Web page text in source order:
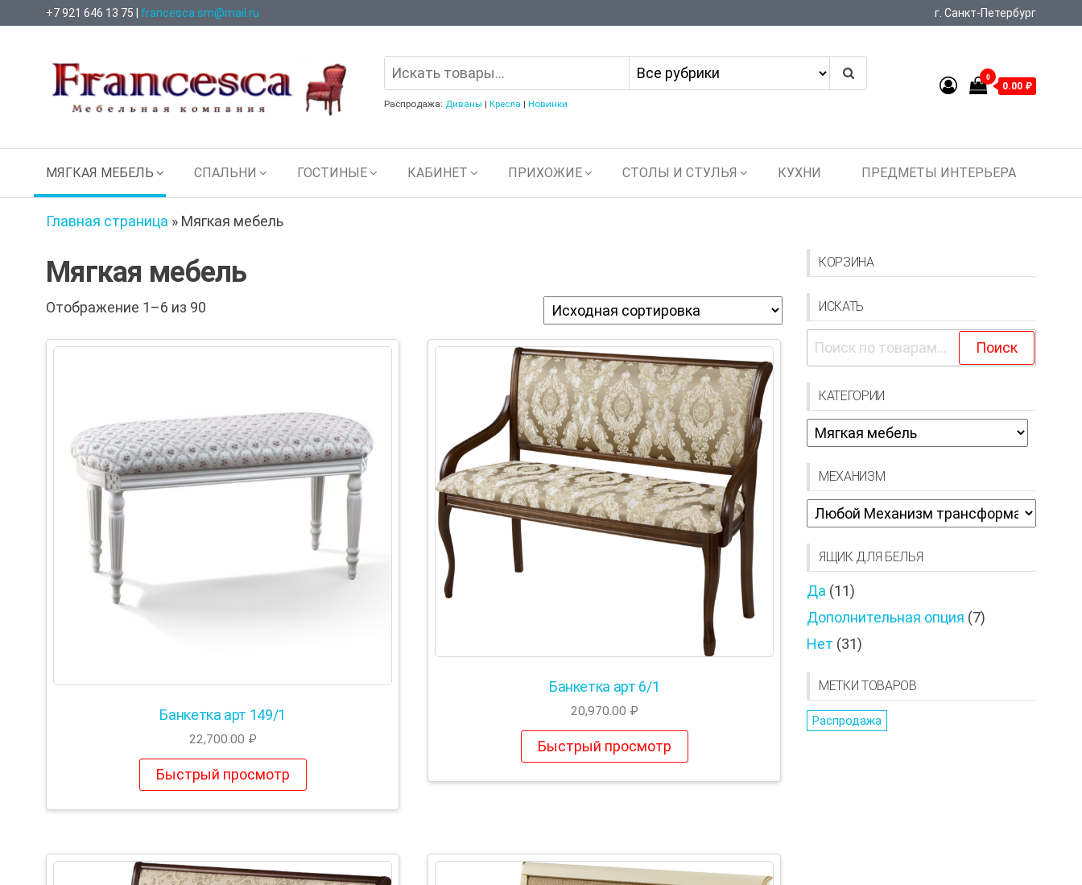
Перейти+7 921 646 13 75 | francesca.sm@mail.ru г. Санкт-Петербург
Мебельная
Компания
Распродажа: Диваны | Кресла | Новинки
0
0.00 ₽
МЯГКАЯ МЕБЕЛЬ СПАЛЬНИ ГОСТИНЫЕ КАБИНЕТ ПРИХОЖИЕ СТОЛЫ И СТУЛЬЯ КУХНИ ПРЕДМЕТЫ ИНТЕРЬЕРА
Главная страница » Мягкая мебель
Мягкая мебель
Отображение 1–6 из 90
Банкетка арт 149/1
22,700.00 ₽
Быстрый просмотр
Банкетка арт 6/1
20,970.00 ₽
Быстрый просмотр
КОРЗИНА
ИСКАТЬ
Искать: Поиск
КАТЕГОРИИ
МЕХАНИЗМ
ЯЩИК ДЛЯ БЕЛЬЯ
Да (11)
Дополнительная опция (7)
Нет (31)
МЕТКИ ТОВАРОВ
Распродажа